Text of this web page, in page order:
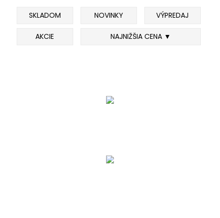
SKLADOM NOVINKY VÝPREDAJ
AKCIE NAJNIŽŠIA CENA ▼
FEEDER PRÚTY